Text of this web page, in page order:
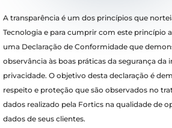
A transparência é um dos princípios que
Tecnologia e para cumprir com este princípio
uma Declaração de Conformidade que
observância às boas práticas da segurança da
privacidade. O objetivo desta declaração é
respeito e proteção que são observados no
dados realizado pela Fortics na qualidade de
dados de seus clientes.